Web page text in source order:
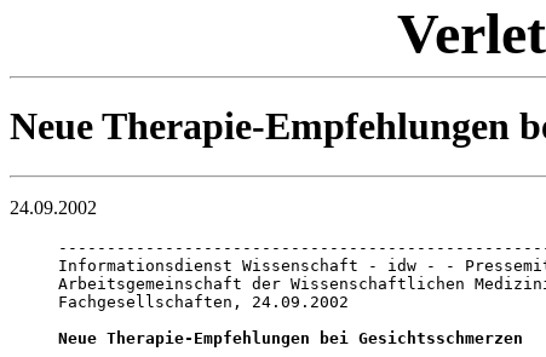
Neue Therapie-Empfehlungen
24.09.2002
Informationsdienst Wissenschaft - idw - -
Arbeitsgemeinschaft der Wissenschaftlichen
Fachgesellschaften, 24.09.2002
Neue Therapie-Empfehlungen bei Gesichtsschmerzen